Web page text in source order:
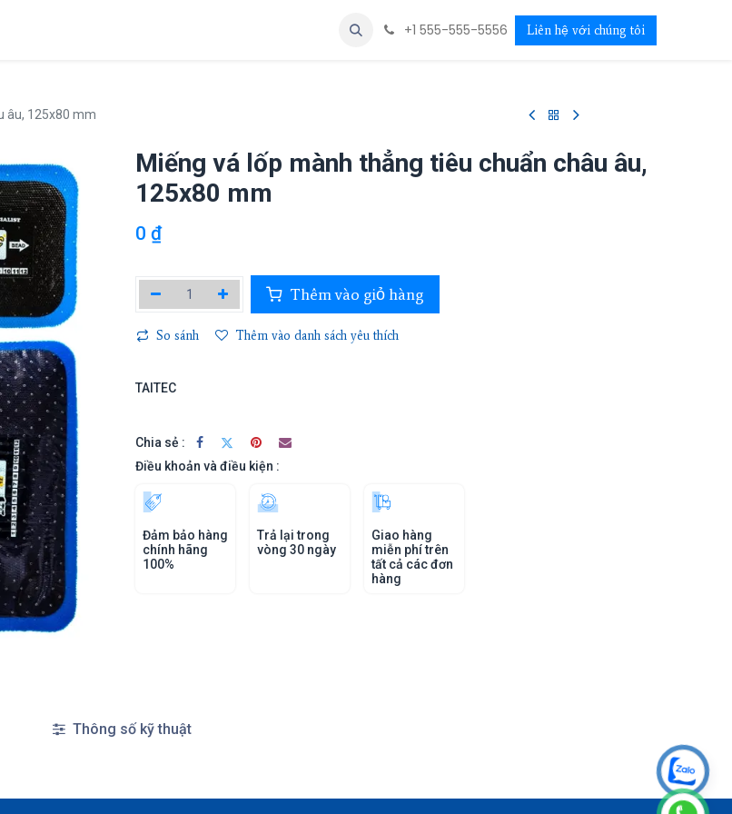
+1 555-555-5556 Liên hệ với chúng tôi
âu, 125x80 mm
Miếng vá lốp mành thẳng tiêu chuẩn châu âu,
125x80 mm
0 ₫
Thêm vào giỏ hàng
So sánh Thêm vào danh sách yêu thích
TAITEC
Chia sẻ :
Điều khoản và điều kiện :
Đảm bảo hàng
chính hãng
100%
Trả lại trong
vòng 30 ngày
Giao hàng
miễn phí trên
tất cả các đơn
hàng
Thông số kỹ thuật